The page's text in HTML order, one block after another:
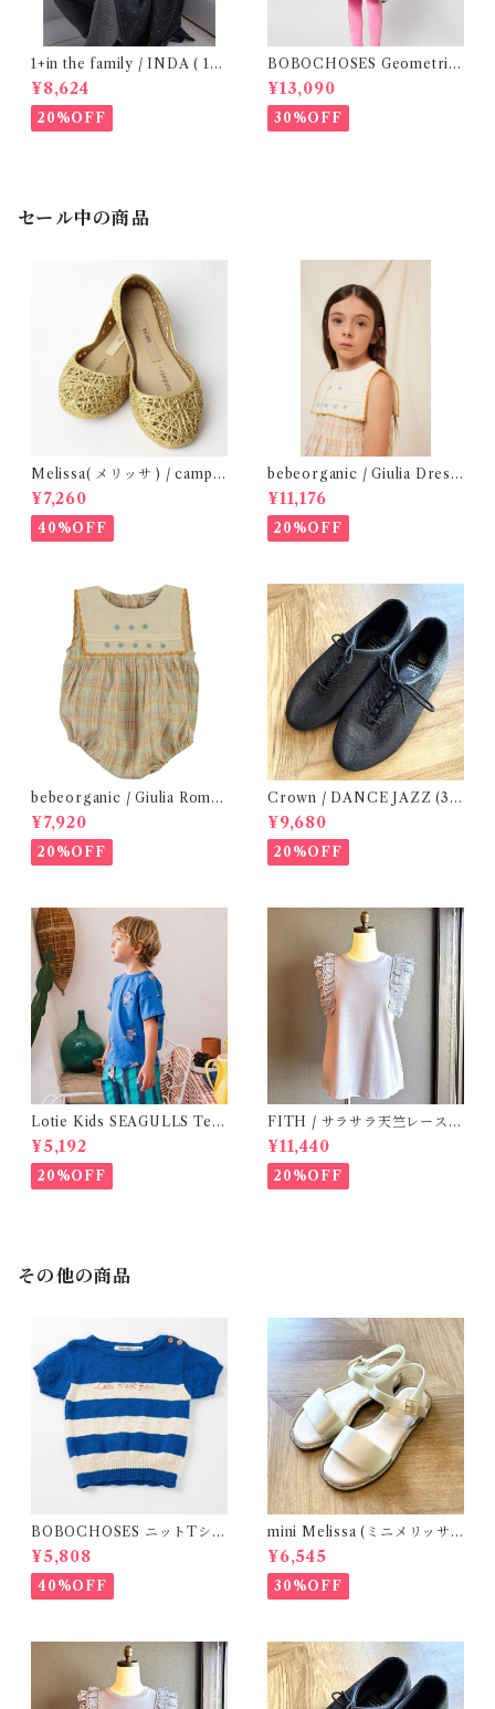
1+in the family / INDA ( 12-
48m )
¥8,624
20%OFF
BOBOCHOSES Geometric
Scacs all over dress / 4-8Y
¥13,090
30%OFF
セール中の商品
Melissa( メリッサ ) / campa
na ( Gold )28-33
¥7,260
40%OFF
bebeorganic / Giulia Dress
Lagoon Check (2-6y)
¥11,176
20%OFF
bebeorganic / Giulia Romp
er Lagoon Check( 6・12ｍ)
¥7,920
20%OFF
Crown / DANCE JAZZ (3:2
2cm / 6:24-24,5 ) Black
¥9,680
20%OFF
Lotie Kids SEAGULLS Tee
(12m- 8Y)
¥5,192
20%OFF
FITH / サラサラ天竺レースT
シャツ (BL) / 145・155
¥11,440
20%OFF
その他の商品
BOBOCHOSES ニットTシャ
ツ(ボーダー)
¥5,808
40%OFF
mini Melissa (ミニメリッサ)
/ MAR SANDAL
¥6,545
30%OFF